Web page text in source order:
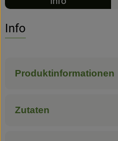
Info
Produktinformationen
Zutaten